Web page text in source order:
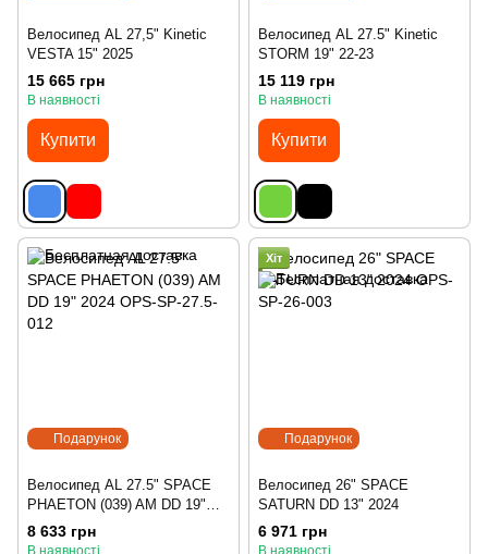
Велосипед AL 27,5" Kinetic
VESTA 15" 2025
15 665 грн
В наявності
Купити
Велосипед AL 27.5" Kinetic
STORM 19" 22-23
15 119 грн
В наявності
Купити
Подарунок
Велосипед AL 27.5" SPACE
PHAETON (039) AM DD 19"
2024
8 633 грн
Подарунок
Хіт
Велосипед 26" SPACE
SATURN DD 13" 2024
6 971 грн